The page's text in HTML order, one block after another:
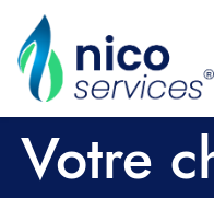
Votre